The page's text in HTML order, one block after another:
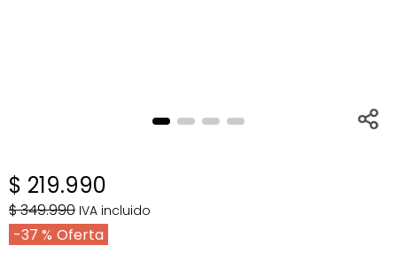
$ 219.990
$349.990 IVA incluido
37 %